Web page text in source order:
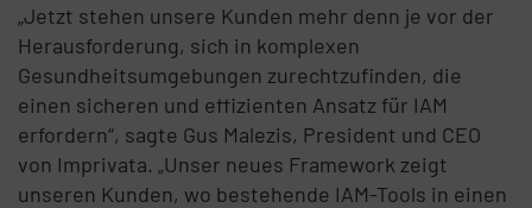
„Jetzt stehen unsere Kunden mehr denn je vor der
Herausforderung, sich in komplexen
Gesundheitsumgebungen zurechtzufinden, die
einen sicheren und effizienten Ansatz für IAM
erfordern“, sagte Gus Malezis, President und CEO
von Imprivata. „Unser neues Framework zeigt
unseren Kunden, wo bestehende IAM-Tools in einen